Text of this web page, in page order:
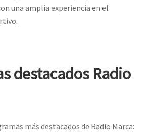
una amplia experiencia en el
destacados Radio
más destacados de Radio Marca: